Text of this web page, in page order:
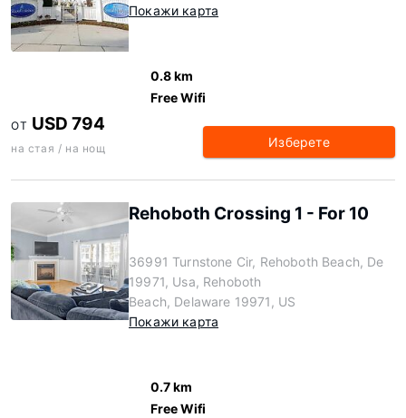
Покажи карта
0.8 km
Free Wifi
ОТ USD 794
на стая / на нощ Изберете
Rehoboth Crossing 1 - For 10
36991 Turnstone Cir, Rehoboth Beach, De
19971, Usa, Rehoboth
Beach, Delaware 19971, US
Покажи карта
0.7 km
Free Wifi